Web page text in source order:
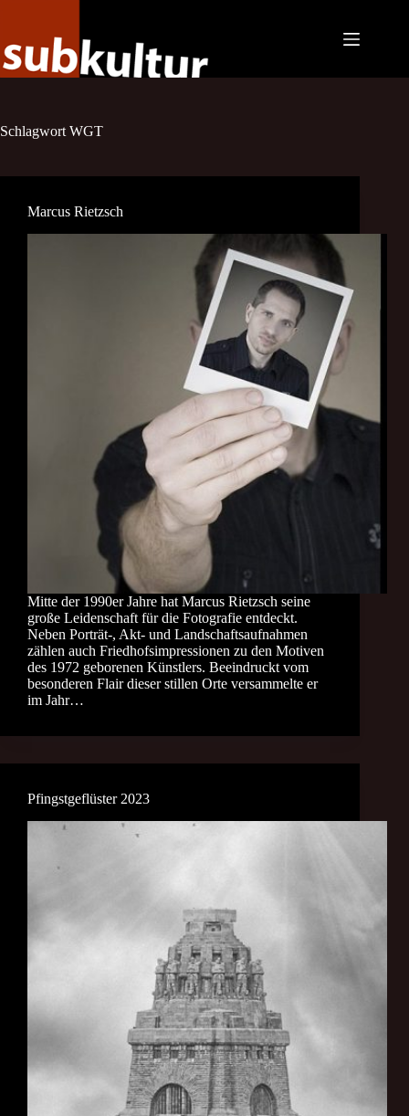
Schlagwort WGT
Marcus Rietzsch
Mitte der 1990er Jahre hat Marcus Rietzsch seine
große Leidenschaft für die Fotografie entdeckt.
Neben Porträt-, Akt- und Landschaftsaufnahmen
zählen auch Friedhofsimpressionen zu den Motiven
des 1972 geborenen Künstlers. Beeindruckt vom
besonderen Flair dieser stillen Orte versammelte er
im Jahr…
Pfingstgeflüster 2023